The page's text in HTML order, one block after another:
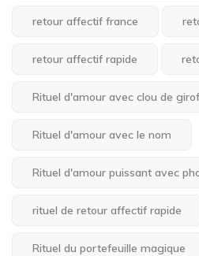
retour affectif france
retour affectif rapide
Rituel d'amour avec clou de
Rituel d'amour avec le nom
Rituel d'amour puissant avec
rituel de retour affectif rapide
Rituel du portefeuille magique